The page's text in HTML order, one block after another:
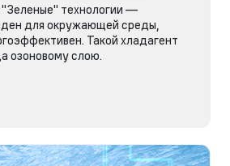
технологии —
для окружающей среды,
Такой хладагент
озоновому слою.